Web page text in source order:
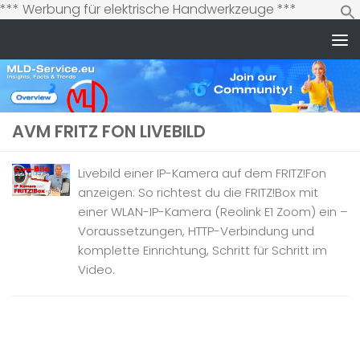
*** Werbung für elektrische Handwerkzeuge ***
Inhalt
AVM FRITZ FON LIVEBILD
Livebild einer IP-Kamera auf dem FRITZ!Fon
anzeigen: So richtest du die FRITZ!Box mit
einer WLAN-IP-Kamera (Reolink E1 Zoom) ein –
Voraussetzungen, HTTP-Verbindung und
komplette Einrichtung, Schritt für Schritt im
Video.